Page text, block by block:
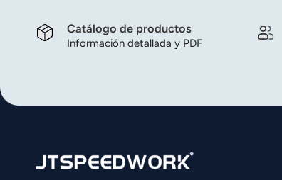
Tiếng Việt
Catálogo de productos
Información detallada y PDF